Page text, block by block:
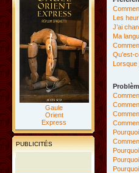
Gaule
Orient
Express
PUBLICITÉS
Les
J’ai
Ma
Qu’est-
Lorsque